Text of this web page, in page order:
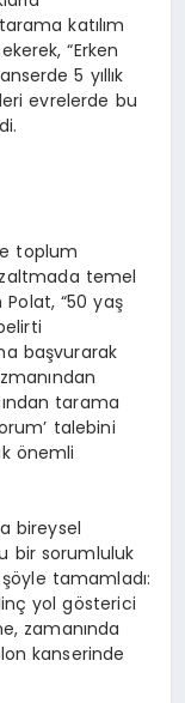
katılım
“Erken
5 yıllık
evrelerde bu
toplum
temel
“50 yaş
başvurarak
tarama
talebini
önemli
bireysel
bir sorumluluk
tamamladı:
yol gösterici
zamanında
kanserinde